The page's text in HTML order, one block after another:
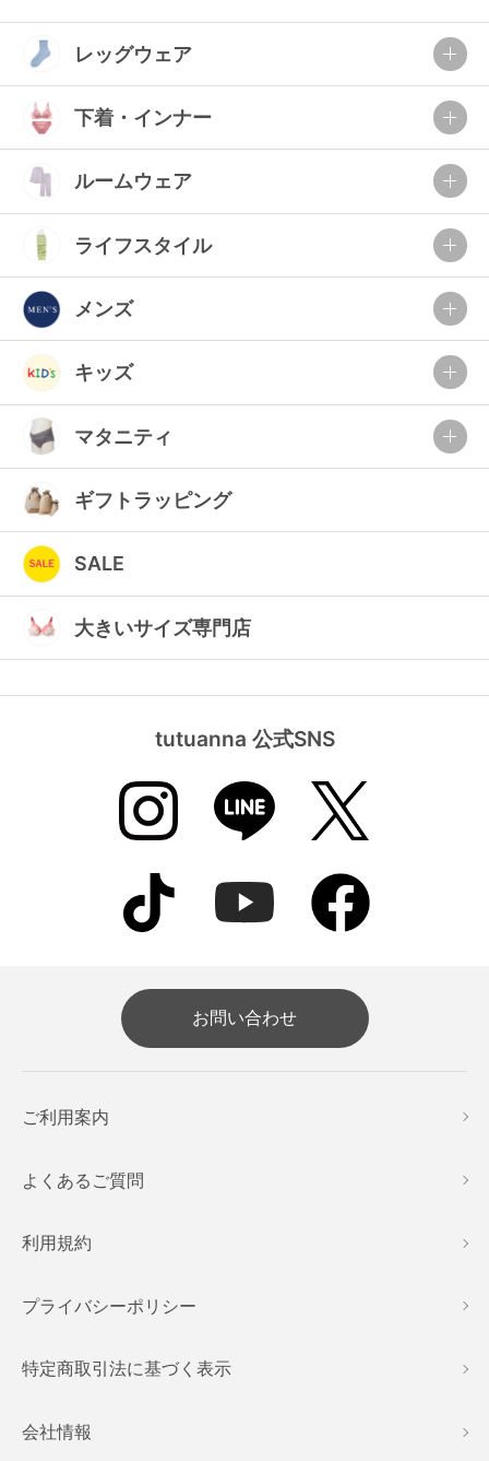
レッグウェア
下着・インナー
ルームウェア
ライフスタイル
メンズ
キッズ
マタニティ
ギフトラッピング
SALE
大きいサイズ専門店
tutuanna 公式SNS
お問い合わせ
ご利用案内
よくあるご質問
利用規約
プライバシーポリシー
特定商取引法に基づく表示
会社情報